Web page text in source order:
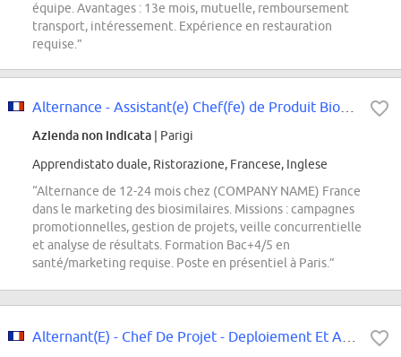
équipe. Avantages : 13e mois, mutuelle, remboursement
transport, intéressement. Expérience en restauration
requise.”
Azienda non indicata | Parigi
Apprendistato duale, Ristorazione, Francese, Inglese
“Alternance de 12-24 mois chez (COMPANY NAME) France
dans le marketing des biosimilaires. Missions : campagnes
promotionnelles, gestion de projets, veille concurrentielle
et analyse de résultats. Formation Bac+4/5 en
santé/marketing requise. Poste en présentiel à Paris.”